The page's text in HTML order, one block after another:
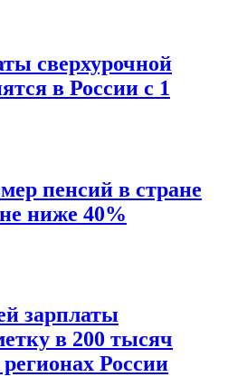
сверхурочной
в России с 1
пенсий в стране
ниже 40%
зарплаты
в 200 тысяч
России